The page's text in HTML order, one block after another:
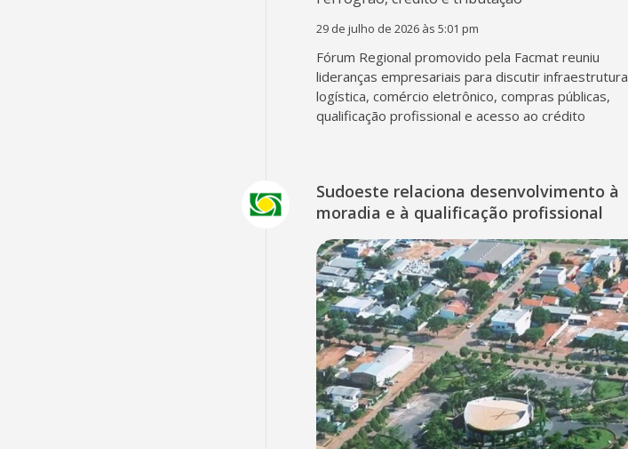
29 de julho de 2026 às 5:01 pm
Fórum Regional promovido pela Facmat reuniu
lideranças empresariais para discutir infraestrutura
logística, comércio eletrônico, compras públicas,
qualificação profissional e acesso ao crédito
Sudoeste relaciona desenvolvimento à
moradia e à qualificação profissional